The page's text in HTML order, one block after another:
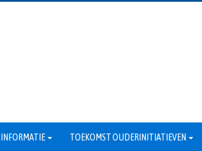
INFORMATIE TOEKOMST OUDERINITIATIEVEN